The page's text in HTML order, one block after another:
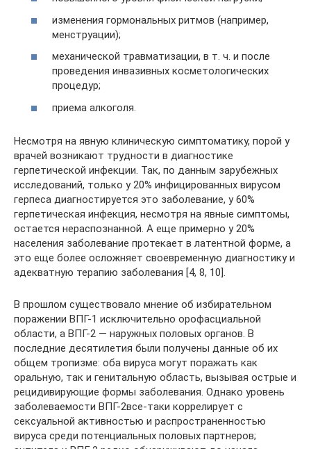
изменения гормональных ритмов (например,
менструации);
механической травматизации, в т. ч. и после
проведения инвазивных косметологических
процедур;
приема алкоголя.
Несмотря на явную клиническую симптоматику, порой у
врачей возникают трудности в диагностике
герпетической инфекции. Так, по данным зарубежных
исследований, только у 20% инфицированных вирусом
герпеса диагностируется это заболевание, у 60%
герпетическая инфекция, несмотря на явные симптомы,
остается нераспознанной. А еще примерно у 20%
населения заболевание протекает в латентной форме, а
это еще более осложняет своевременную диагностику и
адекватную терапию заболевания [4, 8, 10].
В прошлом существовало мнение об избирательном
поражении ВПГ-1 исключительно орофасциальной
области, а ВПГ-2 — наружных половых органов. В
последние десятилетия были получены данные об их
общем тропизме: оба вируса могут поражать как
оральную, так и генитальную область, вызывая острые и
рецидивирующие формы заболевания. Однако уровень
заболеваемости ВПГ-2все-таки коррелирует с
сексуальной активностью и распространенностью
вируса среди потенциальных половых партнеров;